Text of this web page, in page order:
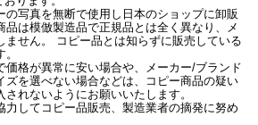
の写真を無断で使用し日本のショップに卸販
品は模倣製造品で正規品とは全く異なり、メ
ません。 コピー品とは知らずに販売している
価格が異常に安い場合や、メーカー/ブランド
ズを選べない場合などは、コピー商品の疑い
れないようにお願いいたします。
力してコピー品販売、製造業者の摘発に努め